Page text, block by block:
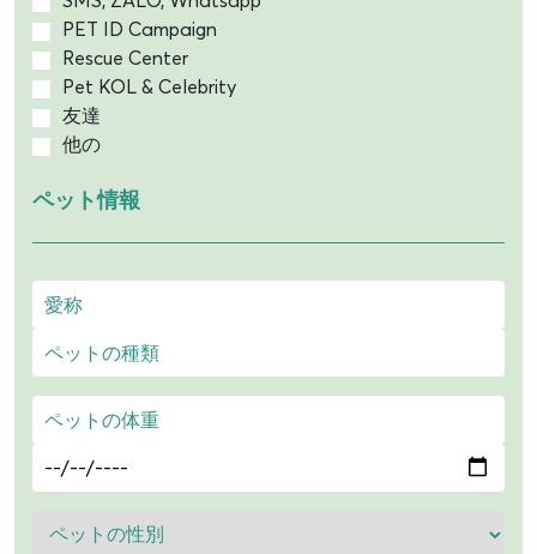
PET ID Campaign
Rescue Center
Pet KOL & Celebrity
友達
他の
ペット情報